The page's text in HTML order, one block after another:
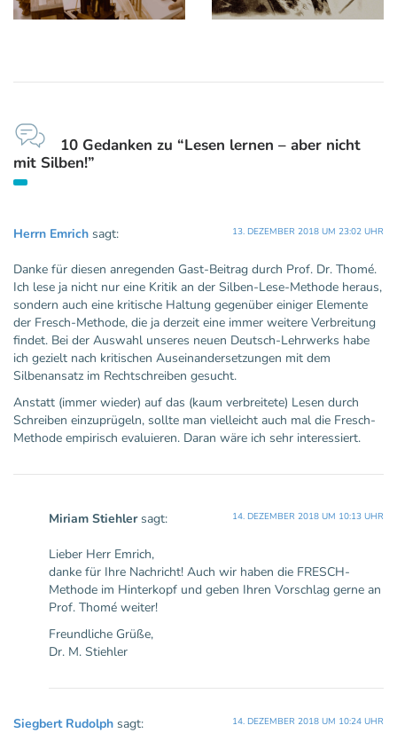
10 Gedanken zu “Lesen lernen – aber nicht
mit Silben!”
Herrn Emrich sagt: 13. DEZEMBER 2018 UM 23:02 UHR
Danke für diesen anregenden Gast-Beitrag durch Prof. Dr. Thomé.
Ich lese ja nicht nur eine Kritik an der Silben-Lese-Methode heraus,
sondern auch eine kritische Haltung gegenüber einiger Elemente
der Fresch-Methode, die ja derzeit eine immer weitere Verbreitung
findet. Bei der Auswahl unseres neuen Deutsch-Lehrwerks habe
ich gezielt nach kritischen Auseinandersetzungen mit dem
Silbenansatz im Rechtschreiben gesucht.
Anstatt (immer wieder) auf das (kaum verbreitete) Lesen durch
Schreiben einzuprügeln, sollte man vielleicht auch mal die Fresch-
Methode empirisch evaluieren. Daran wäre ich sehr interessiert.
Miriam Stiehler sagt: 14. DEZEMBER 2018 UM 10:13 UHR
Lieber Herr Emrich,
danke für Ihre Nachricht! Auch wir haben die FRESCH-
Methode im Hinterkopf und geben Ihren Vorschlag gerne an
Prof. Thomé weiter!
Freundliche Grüße,
Dr. M. Stiehler
Siegbert Rudolph sagt: 14. DEZEMBER 2018 UM 10:24 UHR